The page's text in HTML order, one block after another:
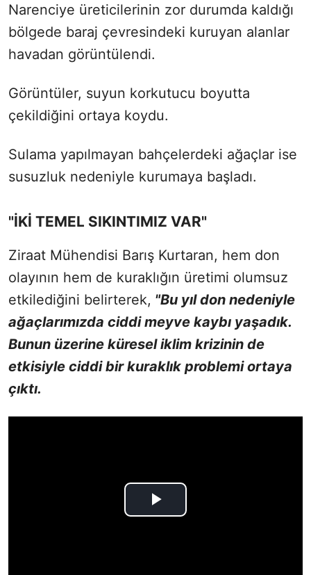
Narenciye üreticilerinin zor durumda kaldığı
bölgede baraj çevresindeki kuruyan alanlar
havadan görüntülendi.
Görüntüler, suyun korkutucu boyutta
çekildiğini ortaya koydu.
Sulama yapılmayan bahçelerdeki ağaçlar ise
susuzluk nedeniyle kurumaya başladı.
"İKİ TEMEL SIKINTIMIZ VAR"
Ziraat Mühendisi Barış Kurtaran, hem don
olayının hem de kuraklığın üretimi olumsuz
etkilediğini belirterek, "Bu yıl don nedeniyle
ağaçlarımızda ciddi meyve kaybı yaşadık.
Bunun üzerine küresel iklim krizinin de
etkisiyle ciddi bir kuraklık problemi ortaya
çıktı.